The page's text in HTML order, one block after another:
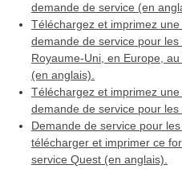
demande de service (en
Téléchargez et imprimez
demande de service pour
Royaume-Uni, en Europe,
(en anglais).
Téléchargez et imprimez
demande de service pour les
Demande de service pour
télécharger et imprimer ce
service Quest (en anglais).